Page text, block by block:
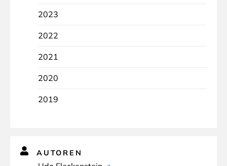
2023
2022
2021
2020
2019
AUTOREN